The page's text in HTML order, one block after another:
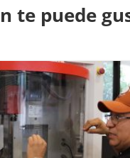
te puede